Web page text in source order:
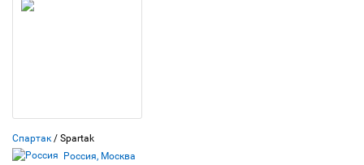
Спартак / Spartak
Россия, Москва